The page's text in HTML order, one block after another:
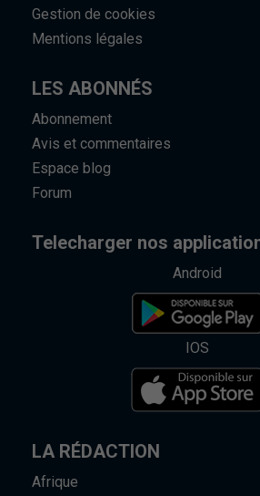
Gestion de cookies
Mentions légales
LES ABONNÉS
Abonnement
Avis et commentaires
Espace blog
Forum
Telecharger nos
Android
IOS
LA RÉDACTION
Afrique